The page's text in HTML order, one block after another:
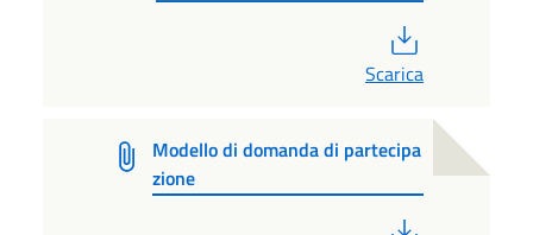
Scarica
Modello di domanda di partecipa
zione